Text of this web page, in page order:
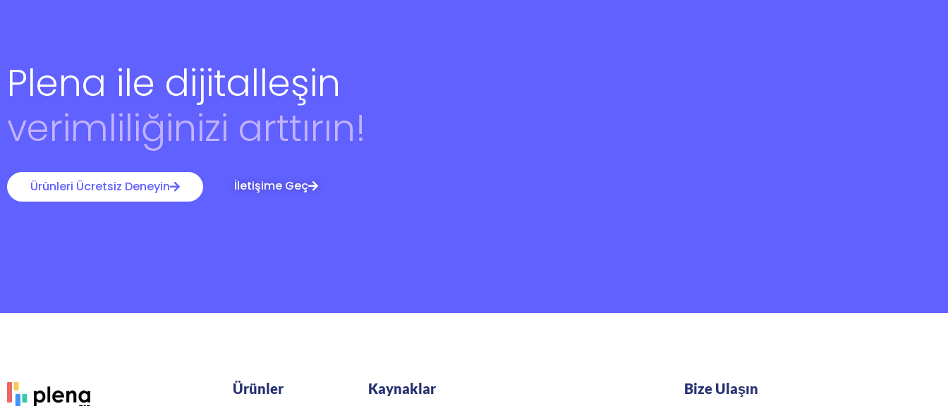
Plena ile dijitalleşin
verimliliğinizi arttırın!
Ürünleri Ücretsiz Deneyin İletişime Geç
Ürünler Kaynaklar Bize Ulaşın